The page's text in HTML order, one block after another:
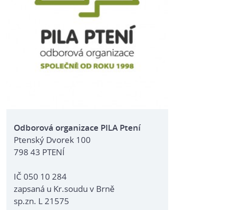
Odborová organizace PILA Ptení
Ptenský Dvorek 100
798 43 PTENÍ
IČ 050 10 284
zapsaná u Kr.soudu v Brně
sp.zn. L 21575